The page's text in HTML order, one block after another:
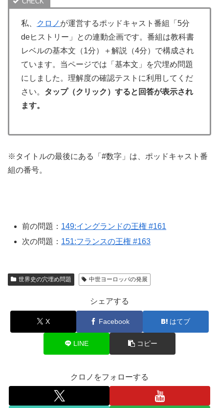
私、 クロノ が運営するポッドキャスト番組「5分
deヒストリー」との連動企画です。番組は教科書
レベルの基本文（1分）＋解説（4分）で構成され
ています。当ページでは「基本文」を穴埋め問題
にしました。理解度の確認テストに利用してくだ
さい。 タップ（クリック）すると回答が表示され
ます。
※タイトルの最後にある「#数字」は、ポッドキャスト番
組の番号。
前の問題： 149:イングランドの王権 #161
次の問題： 151:フランスの王権 #163
世界史の穴埋め問題 中世ヨーロッパの発展
シェアする
X Facebook はてブ
LINE コピー
クロノをフォローする